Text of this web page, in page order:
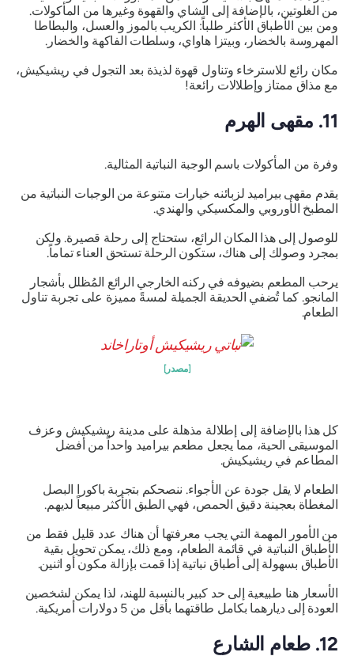
من الغلوتين، بالإضافة إلى الشاي والقهوة وغيرها من المأكولات.
ومن بين الأطباق الأكثر طلباً: الكريب بالموز والعسل، والبطاطا
المهروسة بالخضار، وبيتزا هاواي، وسلطات الفاكهة والخضار.
مكان رائع للاسترخاء وتناول قهوة لذيذة بعد التجول في ريشيكيش،
مع مذاق ممتاز وإطلالات رائعة!
11. مقهى الهرم
وفرة من المأكولات باسم الوجبة النباتية المثالية.
يقدم مقهى بيراميد لزبائنه خيارات متنوعة من الوجبات النباتية من
المطبخ الأوروبي والمكسيكي والهندي.
للوصول إلى هذا المكان الرائع، ستحتاج إلى رحلة قصيرة. ولكن
بمجرد وصولك إلى هناك، ستكون الرحلة تستحق العناء تماماً.
يرحب المطعم بضيوفه في ركنه الخارجي الرائع المُظلل بأشجار
المانجو. كما تُضفي الحديقة الجميلة لمسةً مميزة على تجربة تناول
الطعام.
[مصدر]
كل هذا بالإضافة إلى إطلالة مذهلة على مدينة ريشيكيش وعزف
الموسيقى الحية، مما يجعل مطعم بيراميد واحداً من أفضل
المطاعم في ريشيكيش.
الطعام لا يقل جودة عن الأجواء. ننصحكم بتجربة باكورا البصل
المغطاة بعجينة دقيق الحمص، فهي الطبق الأكثر مبيعاً لديهم.
من الأمور المهمة التي يجب معرفتها أن هناك عدد قليل فقط من
الأطباق النباتية في قائمة الطعام، ومع ذلك، يمكن تحويل بقية
الأطباق بسهولة إلى أطباق نباتية إذا قمت بإزالة مكون أو اثنين.
الأسعار هنا طبيعية إلى حد كبير بالنسبة للهند، لذا يمكن لشخصين
العودة إلى ديارهما بكامل طاقتهما بأقل من 5 دولارات أمريكية.
12. طعام الشارع